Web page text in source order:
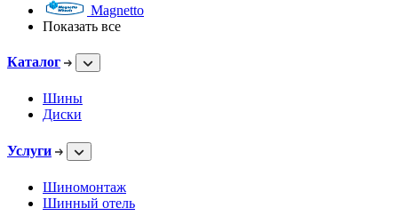
Magnetto
Показать все
Каталог
Шины
Диски
Услуги
Шиномонтаж
Шинный отель